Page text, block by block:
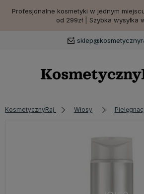
Profesjonalne kosmetyki w jednym
od 299zł | Szybka wysyłka
KosmetycznyRaj Włosy